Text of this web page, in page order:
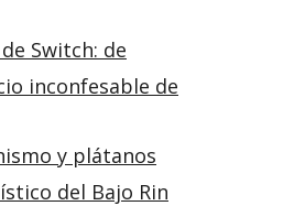
Switch: de
inconfesable de
y plátanos
del Bajo Rin